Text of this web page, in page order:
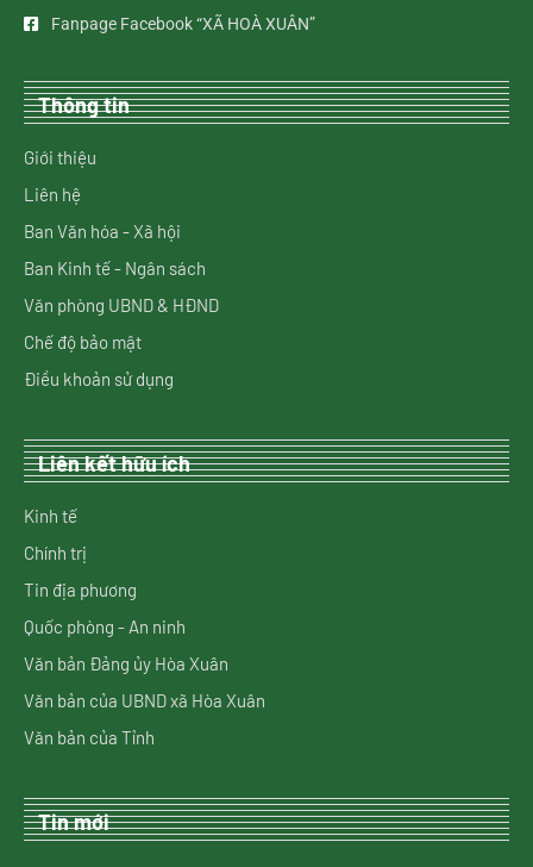
Fanpage Facebook “XÃ HOÀ XUÂN”
Thông tin
Giới thiệu
Liên hệ
Ban Văn hóa - Xã hội
Ban Kinh tế - Ngân sách
Văn phòng UBND & HĐND
Chế độ bảo mật
Điều khoản sử dụng
Liên kết hữu ích
Kinh tế
Chính trị
Tin địa phương
Quốc phòng - An ninh
Văn bản Đảng ủy Hòa Xuân
Văn bản của UBND xã Hòa Xuân
Văn bản của Tỉnh
Tin mới